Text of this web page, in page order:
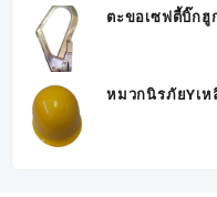
ตะขอเซฟตี้บิ๊กฮู
หมวกนิรภัยYเห